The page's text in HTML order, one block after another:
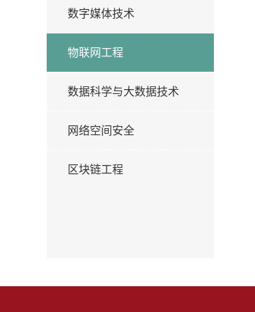
数字媒体技术
物联网工程
数据科学与大数据技术
网络空间安全
区块链工程